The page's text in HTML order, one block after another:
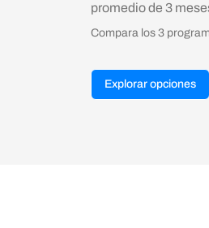
promedio de 3
Compara los 3
Explorar opciones